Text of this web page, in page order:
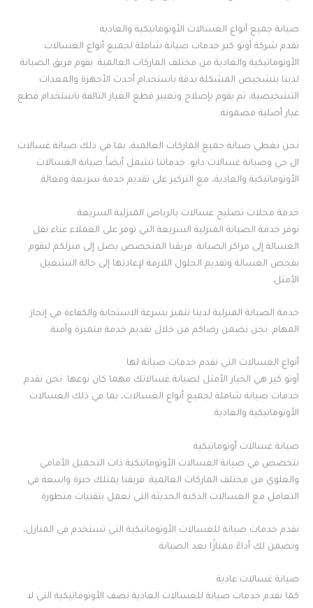
صيانة جميع أنواع الغسالات الأوتوماتيكية والعادية
تقدم شركة أوتو كير خدمات صيانة شاملة لجميع أنواع الغسالات
الأوتوماتيكية والعادية من مختلف الماركات العالمية. يقوم فريق الصيانة
لدينا بتشخيص المشكلة بدقة باستخدام أحدث الأجهزة والمعدات
التشخيصية، ثم يقوم بإصلاح وتغيير قطع الغيار التالفة باستخدام قطع
غيار أصلية مضمونة.
نحن نغطي صيانة جميع الماركات العالمية، بما في ذلك صيانة غسالات
ال جي وصيانة غسالات دايو. خدماتنا تشمل أيضاً صيانة الغسالات
الأوتوماتيكية والعادية، مع التركيز على تقديم خدمة سريعة وفعالة.
خدمة محلات تصليح غسالات بالرياض المنزلية السريعة
نوفر خدمة الصيانة المنزلية السريعة التي توفر على العملاء عناء نقل
الغسالة إلى مراكز الصيانة. فريقنا المتخصص يصل إلى منزلكم ليقوم
بفحص الغسالة وتقديم الحلول اللازمة لإعادتها إلى حالة التشغيل
الأمثل.
خدمة الصيانة المنزلية لدينا تتميز بسرعة الاستجابة والكفاءة في إنجاز
المهام. نحن نضمن رضاكم من خلال تقديم خدمة متميزة وآمنة.
أنواع الغسالات التي نقدم خدمات صيانة لها
أوتو كير هي الخيار الأمثل لصيانة غسالاتك مهما كان نوعها. نحن نقدم
خدمات صيانة شاملة لجميع أنواع الغسالات، بما في ذلك الغسالات
الأوتوماتيكية والعادية.
صيانة غسالات أوتوماتيكية
نتخصص في صيانة الغسالات الأوتوماتيكية ذات التحميل الأمامي
والعلوي من مختلف الماركات العالمية. فريقنا يمتلك خبرة واسعة في
التعامل مع الغسالات الذكية الحديثة التي تعمل بتقنيات متطورة.
نقدم خدمات صيانة للغسالات الأوتوماتيكية التي تستخدم في المنازل،
ونضمن لك أداءً ممتازًا بعد الصيانة.
صيانة غسالات عادية
كما نقدم خدمات صيانة للغسالات العادية نصف الأوتوماتيكية التي لا